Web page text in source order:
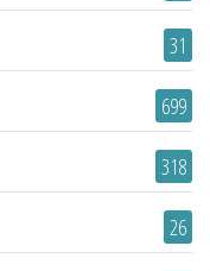
31
699
318
26